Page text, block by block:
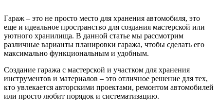
Гараж – это не просто место для хранения автомобиля, это
еще и идеальное пространство для создания мастерской или
уютного хранилища. В данной статье мы рассмотрим
различные варианты планировки гаража, чтобы сделать его
максимально функциональным и удобным.
Создание гаража с мастерской и участком для хранения
инструментов и материалов – это отличное решение для тех,
кто увлекается авторскими проектами, ремонтом автомобилей
или просто любит порядок и систематизацию.